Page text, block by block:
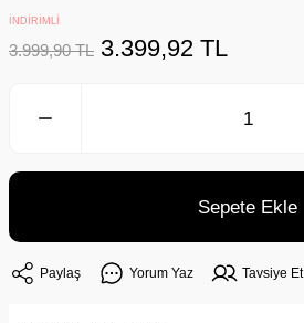
İNDİRİMLİ
3.999,90 TL 3.399,92 TL
Sepete Ekle
Paylaş Yorum Yaz Tavsiye Et